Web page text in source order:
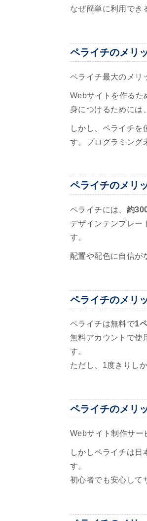
なぜ簡単に利用でき
ペライチのメリ
ペライチ最大のメリ
Webサイトを作るた
身につけるためには
しかし、ペライチを
す。プログラミング
ペライチのメリ
ペライチには、 約
デザインテンプレー
す。
配置や配色に自信が
ペライチのメリ
ペライチは無料で1
無料アカウントで使
す。
ただし、1度きりし
ペライチのメリ
Webサイト制作サー
しかしペライチは日
す。
初心者でも安心して